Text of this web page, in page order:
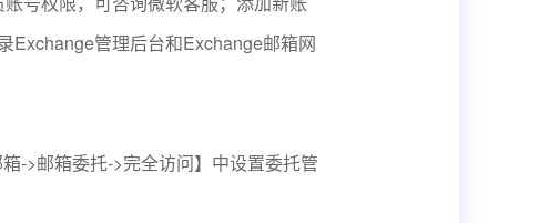
Exchange管理后台和Exchange邮箱网
->邮箱委托->完全访问】中设置委托管